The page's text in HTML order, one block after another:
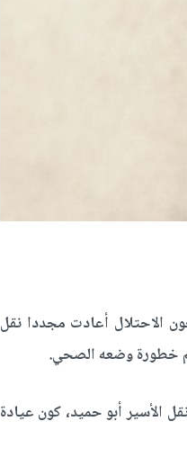
الاحتلال أعادت مجددا نقل
خطورة وضعه الصحي.
الأسير أبو حميد، كون عيادة